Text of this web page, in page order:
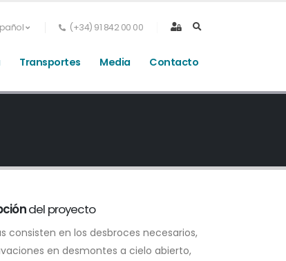
(+34) 91 842 00 00
Transportes Media Contacto
del proyecto
consisten en los desbroces necesarios,
en desmontes a cielo abierto,